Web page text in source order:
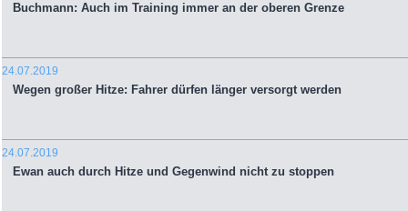
Buchmann: Auch im Training immer an der oberen Grenze
24.07.2019
Wegen großer Hitze: Fahrer dürfen länger versorgt werden
24.07.2019
Ewan auch durch Hitze und Gegenwind nicht zu stoppen